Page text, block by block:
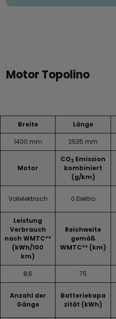
Motor Topolino
Breite Länge
1400 mm 2535 mm
Motor
CO2 Emission
kombiniert
(g/km)
Vollelektrisch 0 Elektro
Leistung
Verbrauch
nach WMTC**
(kWh/100
km)
Reichweite
gemäß
WMTC** (km)
8,6 75
Anzahl der
Gänge
Batteriekapa
zität (kWh)